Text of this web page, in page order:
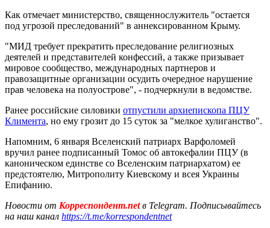
Как отмечает министерство, священнослужитель "остается
под угрозой преследований" в аннексированном Крыму.
"МИД требует прекратить преследование религиозных
деятелей и представителей конфессий, а также призывает
мировое сообщество, международных партнеров и
правозащитные организации осудить очередное нарушение
прав человека на полуострове", - подчеркнули в ведомстве.
Ранее российские силовики отпустили архиепископа ПЦУ
Климента, но ему грозит до 15 суток за "мелкое хулиганство".
Напомним, 6 января Вселенский патриарх Варфоломей
вручил ранее подписанный Томос об автокефалии ПЦУ (в
каноническом единстве со Вселенским патриархатом) ее
предстоятелю, Митрополиту Киевскому и всея Украины
Епифанию.
Новости от Корреспондент.netв Telegram. Подписывайтесь
на наш канал https://t.me/korrespondentnet